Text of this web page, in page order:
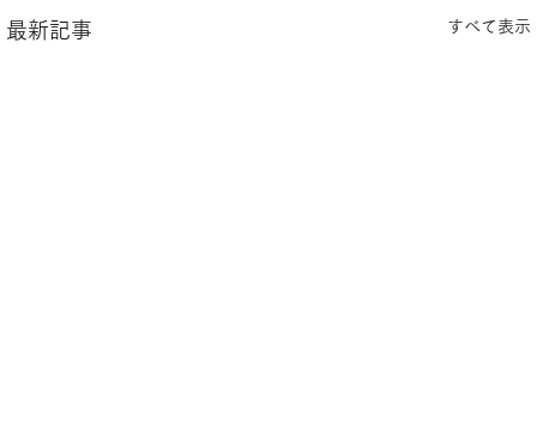
最新記事 すべて表示